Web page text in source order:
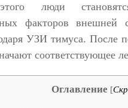
этого люди
факторов
УЗИ тимуса. После
соответствующее
Оглавление [